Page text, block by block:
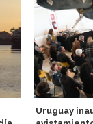
Uruguay